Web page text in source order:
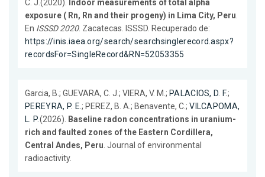
C. J.(2020).
Indoor measurements of total alpha
exposure ( Rn, Rn and their progeny) in Lima City, Peru
En ISSSD 2020. Zacatecas. ISSSD. Recuperado de:
https://inis.iaea.org/search/searchsinglerecord.aspx?
recordsFor=SingleRecord&RN=52053355
Garcia, B.; GUEVARA, C. J.; VIERA, V. M.; PALACIOS, D. F.;
PEREYRA, P. E.; PEREZ, B. A.; Benavente, C.;VILCAPOMA,
L. P.(2026).
Baseline radon concentrations in uranium-
rich and faulted zones of the Eastern Cordillera,
Central Andes, Peru . Journal of environmental
radioactivity.